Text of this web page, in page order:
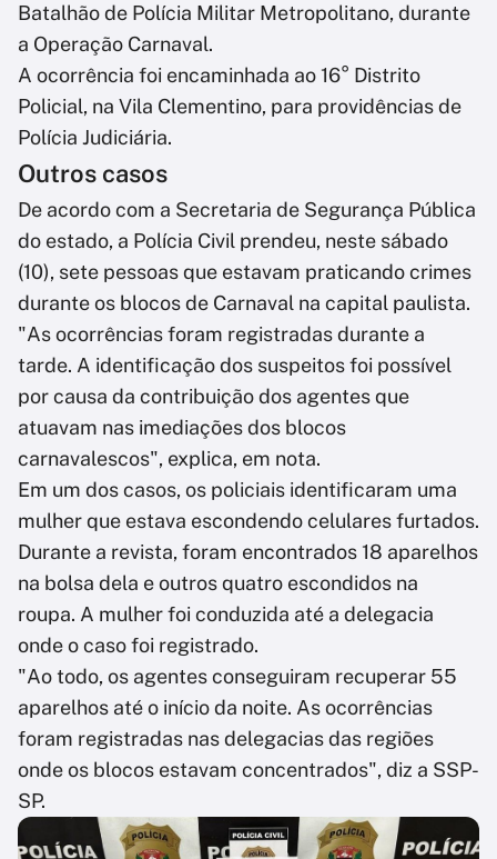
Batalhão de Polícia Militar Metropolitano, durante
a Operação Carnaval.
A ocorrência foi encaminhada ao 16° Distrito
Policial, na Vila Clementino, para providências de
Polícia Judiciária.
Outros casos
De acordo com a Secretaria de Segurança Pública
do estado, a Polícia Civil prendeu, neste sábado
(10), sete pessoas que estavam praticando crimes
durante os blocos de Carnaval na capital paulista.
"As ocorrências foram registradas durante a
tarde. A identificação dos suspeitos foi possível
por causa da contribuição dos agentes que
atuavam nas imediações dos blocos
carnavalescos", explica, em nota.
Em um dos casos, os policiais identificaram uma
mulher que estava escondendo celulares furtados.
Durante a revista, foram encontrados 18 aparelhos
na bolsa dela e outros quatro escondidos na
roupa. A mulher foi conduzida até a delegacia
onde o caso foi registrado.
"Ao todo, os agentes conseguiram recuperar 55
aparelhos até o início da noite. As ocorrências
foram registradas nas delegacias das regiões
onde os blocos estavam concentrados", diz a SSP-
SP.